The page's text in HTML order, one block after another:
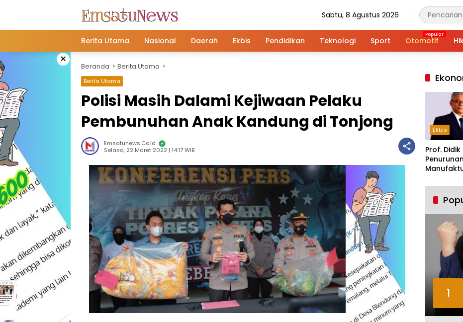
Sabtu, 8 Agustus 2026
Berita Utama Nasional Daerah Ekbis Pendidikan Teknologi Sport Otomotif
× Beranda Berita Utama
Berita Utama
Polisi Masih Dalami Kejiwaan Pelaku
Pembunuhan Anak Kandung di Tonjong
Emsatunews.co.id
Selasa, 22 Maret 2022 | 14:17 WIB
Ekbis
Prof. Didik
Industri
1